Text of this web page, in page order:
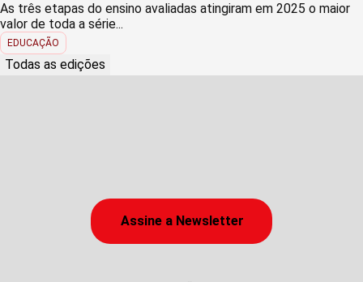
As três etapas do ensino avaliadas atingiram em 2025 o maior
valor de toda a série...
EDUCAÇÃO
Todas as edições
Assine a Newsletter